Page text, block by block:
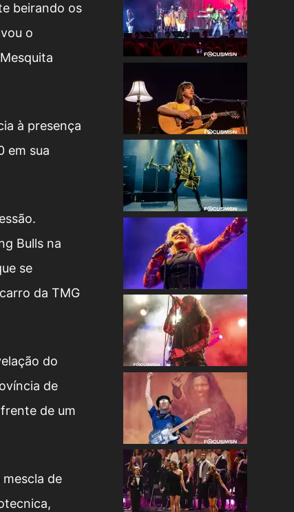
beirando os
o
à presença
em sua
Bulls na
se
da TMG
do
de
de um
de